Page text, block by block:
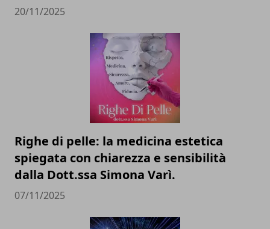
20/11/2025
Righe di pelle: la medicina estetica
spiegata con chiarezza e sensibilità
dalla Dott.ssa Simona Varì.
07/11/2025